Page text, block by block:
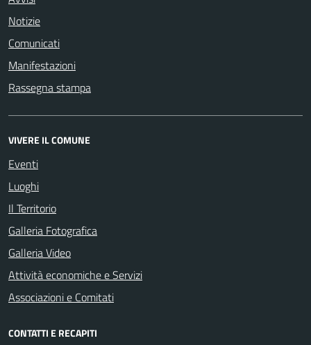
Notizie
Comunicati
Manifestazioni
Rassegna stampa
VIVERE IL COMUNE
Eventi
Luoghi
Il Territorio
Galleria Fotografica
Galleria Video
Attività economiche e Servizi
Associazioni e Comitati
CONTATTI E RECAPITI